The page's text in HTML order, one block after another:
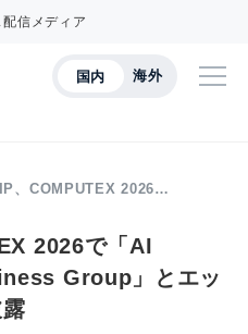
信メディア
国内 海外
、COMPUTEX 2026…
2026で「AI
Group」とエッ